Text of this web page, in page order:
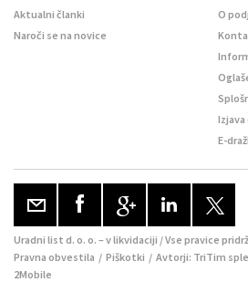
Aktualni članki
Naroči se na novice
O
E-
Uradni list d. o. o. – v likvidaciji / Vse pravice
Pravna obvestila / Piškotki / Avtorji: TriTim
2Mobile